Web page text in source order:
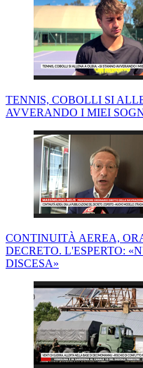
TENNIS, COBOLLI SI
AVVERANDO I MIEI
CONTINUITÀ AEREA,
DECRETO. L'ESPERTO:
DISCESA»